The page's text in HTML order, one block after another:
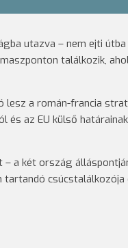
utazva – nem ejti
találkozik,
lesz a román-francia
az EU külső
a két ország
tartandó